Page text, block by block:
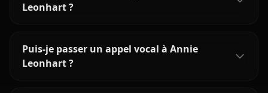
Leonhart ?
Puis-je passer un appel vocal à Annie
Leonhart ?